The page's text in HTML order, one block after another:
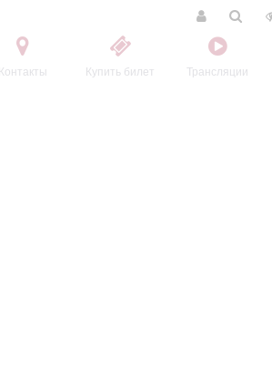
Контакты Купить билет Трансляции